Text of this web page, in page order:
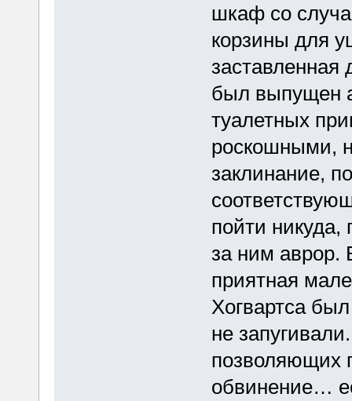
шкаф со
корзины для
был выпущен
туалетных
роскошными,
заклинание,
пойти
за ним аврор.
приятная
Хогвартса
не
позволяющих
обвинение…